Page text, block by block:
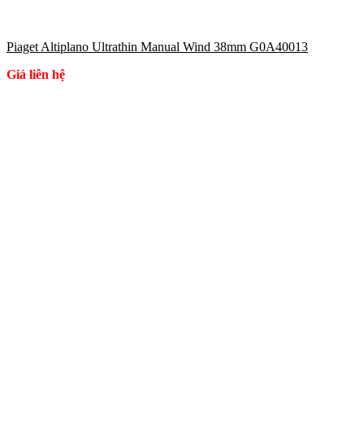
Piaget Altiplano Ultrathin Manual Wind 38mm G0A40013
Giá liên hệ